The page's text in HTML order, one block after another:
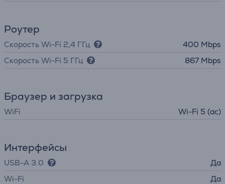
Pоутер
Скорость Wi-Fi 2,4 ГГц
400 Mbps
Скорость Wi-Fi 5 ГГц
867 Mbps
Браузер и загрузка
WiFi Wi-Fi 5 (ac)
Интерфейсы
USB-A 3.0
Да
Wi-Fi
Да